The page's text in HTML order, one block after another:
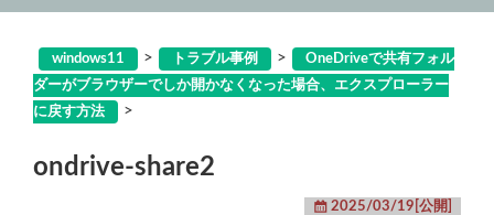
windows11 > トラブル事例 >
OneDriveで共有フォル
ダーがブラウザーでしか開かなくなった場合、エクスプローラー
に戻す方法
>
ondrive-share2
2025/03/19[公開]